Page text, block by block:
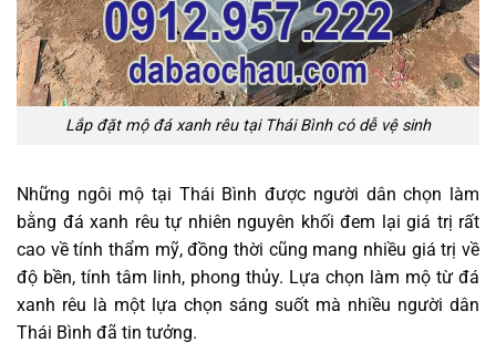
Lắp đặt mộ đá xanh rêu tại Thái Bình có dễ vệ sinh
Những ngôi mộ tại Thái Bình được người dân chọn làm
bằng đá xanh rêu tự nhiên nguyên khối đem lại giá trị rất
cao về tính thẩm mỹ, đồng thời cũng mang nhiều giá trị về
độ bền, tính tâm linh, phong thủy. Lựa chọn làm mộ từ đá
xanh rêu là một lựa chọn sáng suốt mà nhiều người dân
Thái Bình đã tin tưởng.